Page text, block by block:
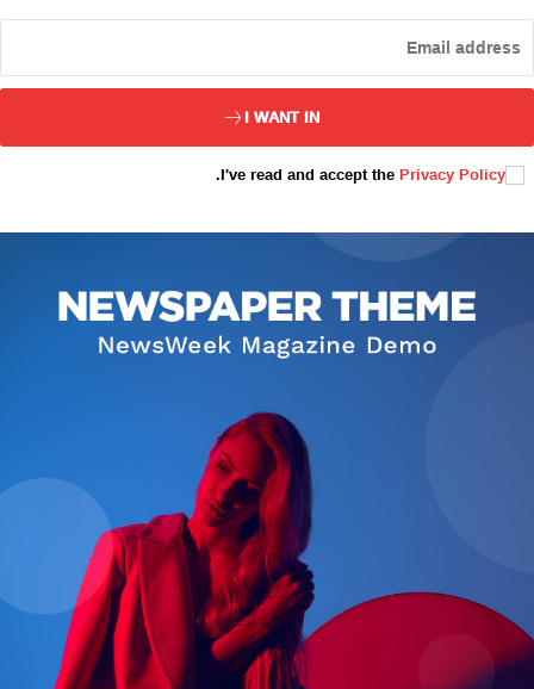
ئەزا بولاي
تور بېكىتىمىز
بىز كىم؟
I WANT IN
I've read and accept the Privacy Policy
.